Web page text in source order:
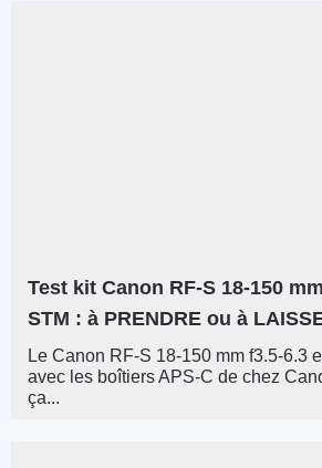
Test kit Canon RF-S 18-150
STM : à PRENDRE ou à
Le Canon RF-S 18-150 mm f3.5-6.3
avec les boîtiers APS-C de chez
ça...